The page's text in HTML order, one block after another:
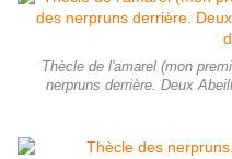
Thècle de l'amarel (mon
nerpruns derrière. Deux